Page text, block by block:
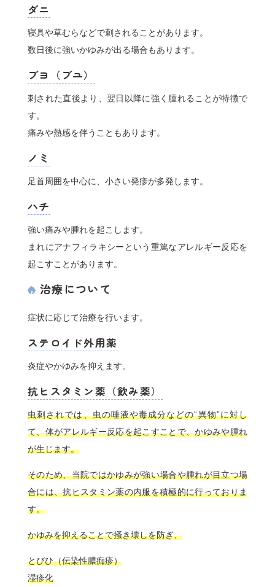
ダニ
寝具や草むらなどで刺されることがあります。
数日後に強いかゆみが出る場合もあります。
ブヨ（ブユ）
刺された直後より、翌日以降に強く腫れることが特徴で
す。
痛みや熱感を伴うこともあります。
ノミ
足首周囲を中心に、小さい発疹が多発します。
ハチ
強い痛みや腫れを起こします。
まれにアナフィラキシーという重篤なアレルギー反応を
起こすことがあります。
治療について
症状に応じて治療を行います。
ステロイド外用薬
炎症やかゆみを抑えます。
抗ヒスタミン薬（飲み薬）
虫刺されでは、虫の唾液や毒成分などの“異物”に対し
て、体がアレルギー反応を起こすことで、かゆみや腫れ
が生じます。
そのため、当院ではかゆみが強い場合や腫れが目立つ場
合には、抗ヒスタミン薬の内服を積極的に行っておりま
す。
かゆみを抑えることで掻き壊しを防ぎ、
とびひ（伝染性膿痂疹）
湿疹化